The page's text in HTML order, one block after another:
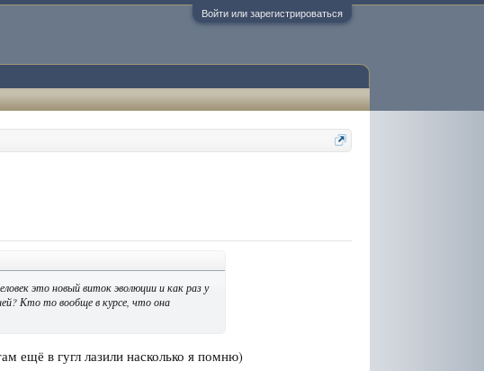
Войти или зарегистрироваться
это новый виток эволюции и как раз у
Кто то вообще в курсе, что она
ещё в гугл лазили насколько я помню)